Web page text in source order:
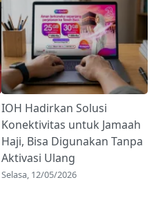
IOH Hadirkan Solusi
Konektivitas untuk Jamaah
Haji, Bisa Digunakan Tanpa
Aktivasi Ulang
Selasa, 12/05/2026